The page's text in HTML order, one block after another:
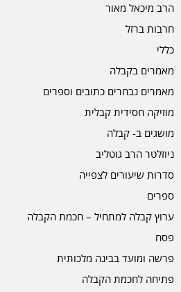
הרב מיכאל מאור
חרבות ברזל
כללי
מאמרים בקבלה
מאמרים נבחרים כתובים וספרים
מוזיקה חסידית קבלית
מושגים ב- קבלה
ניוזלטר הרב גוטליב
סדרות שיעורים לצפייה
ספרים
ערוץ קבלה למתחיל – חכמת הקבלה
פסח
פרשה ומועד בבינה מלכותית
פתיחה לחכמת הקבלה